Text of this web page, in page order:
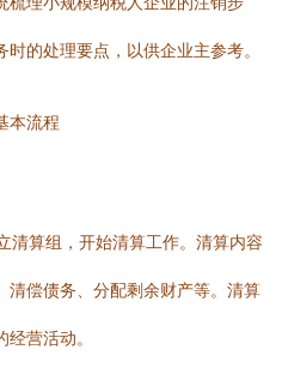
的处理要点，以供企业主参考。
本流程
清算组，开始清算工作。清算内容
清偿债务、分配剩余财产等。清算
营活动。